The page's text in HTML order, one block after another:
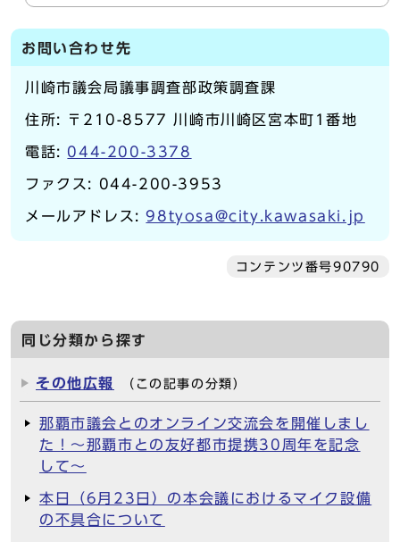
お問い合わせ先
川崎市議会局議事調査部政策調査課
住所: 〒210-8577 川崎市川崎区宮本町1番地
電話: 044-200-3378
ファクス: 044-200-3953
メールアドレス:98tyosa@city.kawasaki.jp
コンテンツ番号90790
同じ分類から探す
その他広報 （この記事の分類）
那覇市議会とのオンライン交流会を開催しまし
た！～那覇市との友好都市提携30周年を記念
して～
本日（6月23日）の本会議におけるマイク設備
の不具合について